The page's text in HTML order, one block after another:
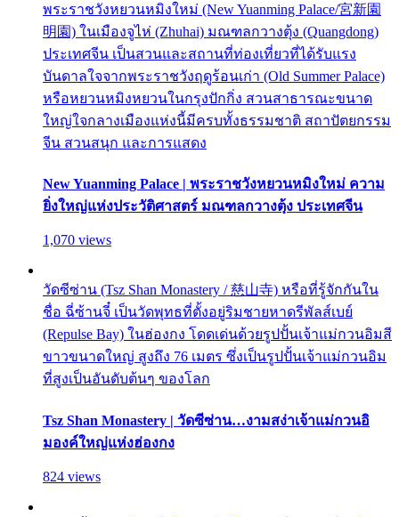
พระราชวังหยวนหมิงใหม่ (New Yuanming Palace/宮新園
明園) ในเมืองจูไห่ (Zhuhai) มณฑลกวางตุ้ง (Quangdong)
ประเทศจีน เป็นสวนและสถานที่ท่องเที่ยวที่ได้รับแรง
บันดาลใจจากพระราชวังฤดูร้อนเก่า (Old Summer Palace)
หรือหยวนหมิงหยวนในกรุงปักกิ่ง สวนสาธารณะขนาด
ใหญ่ใจกลางเมืองแห่งนี้มีครบทั้งธรรมชาติ สถาปัตยกรรม
จีน สวนสนุก และการแสดง
New Yuanming Palace | พระราชวังหยวนหมิงใหม่ ความ
ยิ่งใหญ่แห่งประวัติศาสตร์ มณฑลกวางตุ้ง ประเทศจีน
1,070 views
วัดซีซ่าน (Tsz Shan Monastery / 慈山寺) หรือที่รู้จักกันใน
ชื่อ ฉี่ซ้านจี๋ เป็นวัดพุทธที่ตั้งอยู่ริมชายหาดรีพัลส์เบย์
(Repulse Bay) ในฮ่องกง โดดเด่นด้วยรูปปั้นเจ้าแม่กวนอิมสี
ขาวขนาดใหญ่ สูงถึง 76 เมตร ซึ่งเป็นรูปปั้นเจ้าแม่กวนอิม
ที่สูงเป็นอันดับต้นๆ ของโลก
Tsz Shan Monastery | วัดซีซ่าน…งามสง่าเจ้าแม่กวนอิ
มองค์ใหญ่แห่งฮ่องกง
824 views